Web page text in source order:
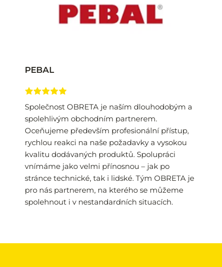
PEBAL
Společnost OBRETA je naším dlouhodobým a
spolehlivým obchodním partnerem.
Oceňujeme především profesionální přístup,
rychlou reakci na naše požadavky a vysokou
kvalitu dodávaných produktů. Spolupráci
vnímáme jako velmi přínosnou – jak po
stránce technické, tak i lidské. Tým OBRETA je
pro nás partnerem, na kterého se můžeme
spolehnout i v nestandardních situacích.